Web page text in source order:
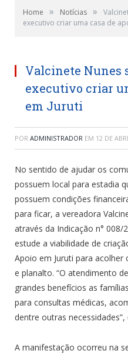
Home » Notícias »
executivo criar uma casa de
Valcinete Nunes
executivo criar
em Juruti
POR ADMINISTRADOR EM 12 DE
No sentido de ajudar os
possuem local para estadia
possuem condições
para ficar, a vereadora
através da Indicação n° 008/
estude a viabilidade de
Apoio em Juruti para acolher
e planalto. “O atendimento
grandes benefícios as
para consultas médicas,
dentre outras necessidades”,
A manifestação ocorreu na